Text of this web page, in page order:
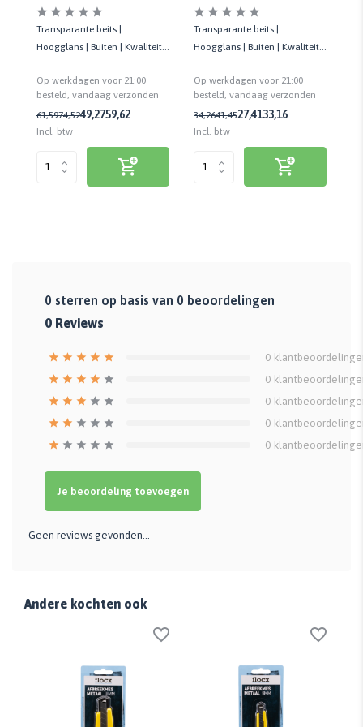
Transparante beits |
Hoogglans | Buiten | Kwaliteit
Op werkdagen voor 21:00
besteld, vandaag verzonden
61,5974,5249,2759,62
Incl. btw
Transparante beits |
Hoogglans | Buiten | Kwaliteit
Op werkdagen voor 21:00
besteld, vandaag verzonden
34,2641,4527,4133,16
Incl. btw
0 sterren op basis van 0 beoordelingen
0 Reviews
0
0
0
0
0
Je beoordeling toevoegen
Geen reviews gevonden...
Andere kochten ook